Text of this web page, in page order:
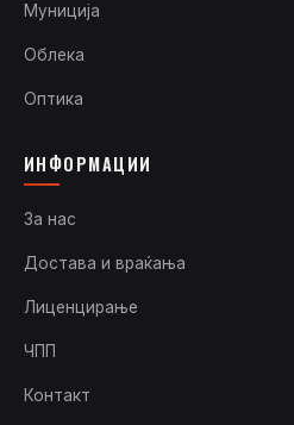
Муниција
Облека
Оптика
ИНФОРМАЦИИ
За нас
Достава и враќања
Лиценцирање
ЧПП
Контакт